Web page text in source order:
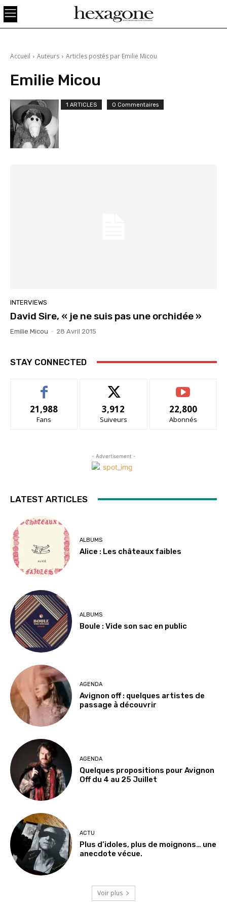
Accueil Auteurs Articles postés par Emilie Micou
Emilie Micou
1 ARTICLES 0 Commentaires
INTERVIEWS
David Sire, « je ne suis pas une orchidée »
Emilie Micou - 28 Avril 2015
STAY CONNECTED
21,988
Fans
3,912
Suiveurs
22,800
Abonnés
- Advertisement -
LATEST ARTICLES
ALBUMS
Alice : Les châteaux faibles
ALBUMS
Boule : Vide son sac en public
AGENDA
Avignon off : quelques artistes de
passage à découvrir
AGENDA
Quelques propositions pour Avignon
Off du 4 au 25 Juillet
ACTU
Plus d’idoles, plus de moignons… une
anecdote vécue.
Voir plus